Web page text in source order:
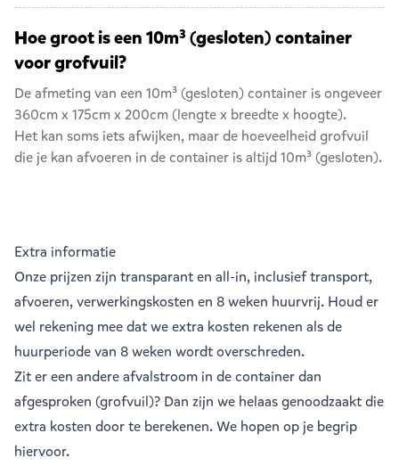
Hoe groot is een 10m³ (gesloten) container
voor grofvuil?
De afmeting van een 10m³ (gesloten) container is ongeveer
360cm x 175cm x 200cm (lengte x breedte x hoogte).
Het kan soms iets afwijken, maar de hoeveelheid grofvuil
die je kan afvoeren in de container is altijd 10m³ (gesloten).
Extra informatie
Onze prijzen zijn transparant en all-in, inclusief transport,
afvoeren, verwerkingskosten en 8 weken huurvrij. Houd er
wel rekening mee dat we extra kosten rekenen als de
huurperiode van 8 weken wordt overschreden.
Zit er een andere afvalstroom in de container dan
afgesproken (grofvuil)? Dan zijn we helaas genoodzaakt die
extra kosten door te berekenen. We hopen op je begrip
hiervoor.